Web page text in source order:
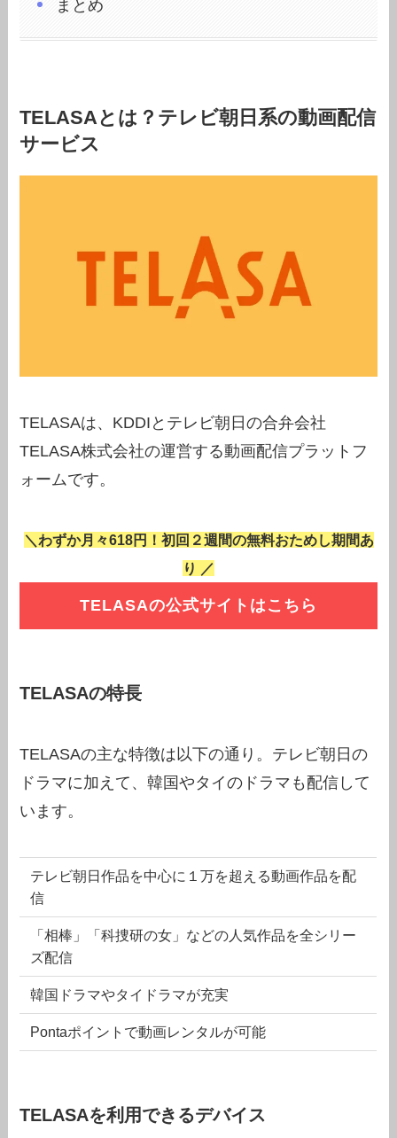
まとめ
TELASAとは？テレビ朝日系の動画配信
サービス
TELASAは、KDDIとテレビ朝日の合弁会社
TELASA株式会社の運営する動画配信プラットフ
ォームです。
＼わずか月々618円！初回２週間の無料おためし期間あ
り ／
TELASAの公式サイトはこちら
TELASAの特長
TELASAの主な特徴は以下の通り。テレビ朝日の
ドラマに加えて、韓国やタイのドラマも配信して
います。
テレビ朝日作品を中心に１万を超える動画作品を配
信
「相棒」「科捜研の女」などの人気作品を全シリー
ズ配信
韓国ドラマやタイドラマが充実
Pontaポイントで動画レンタルが可能
TELASAを利用できるデバイス